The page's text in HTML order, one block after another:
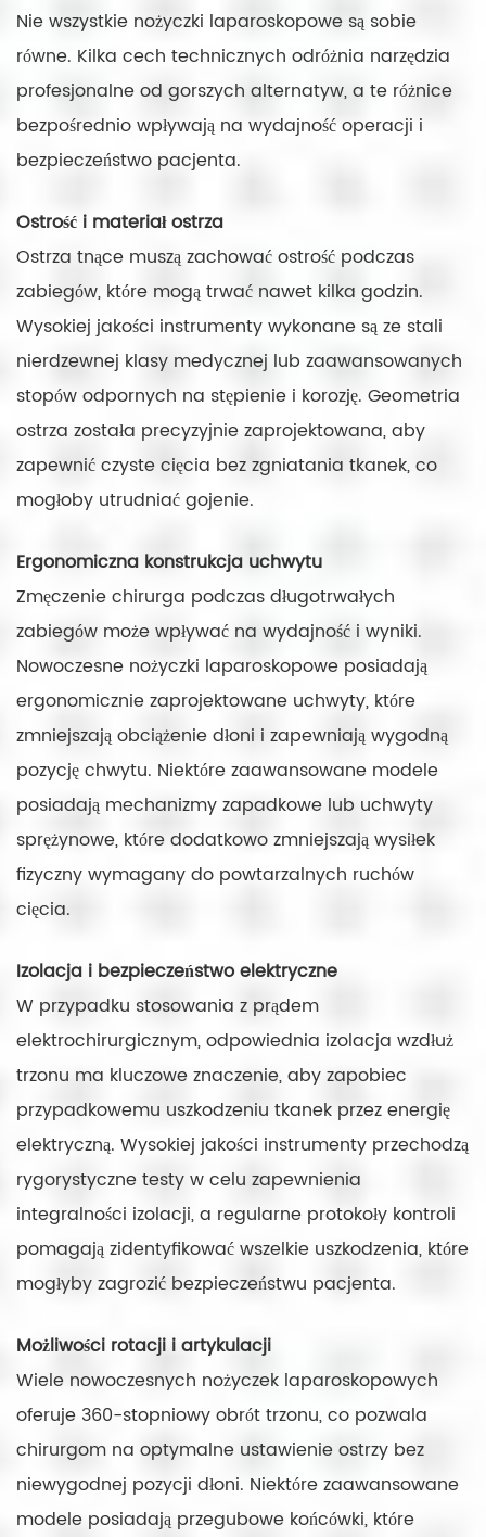
Nie wszystkie nożyczki laparoskopowe są sobie
równe. Kilka cech technicznych odróżnia narzędzia
profesjonalne od gorszych alternatyw, a te różnice
bezpośrednio wpływają na wydajność operacji i
bezpieczeństwo pacjenta.
Ostrość i materiał ostrza
Ostrza tnące muszą zachować ostrość podczas
zabiegów, które mogą trwać nawet kilka godzin.
Wysokiej jakości instrumenty wykonane są ze stali
nierdzewnej klasy medycznej lub zaawansowanych
stopów odpornych na stępienie i korozję. Geometria
ostrza została precyzyjnie zaprojektowana, aby
zapewnić czyste cięcia bez zgniatania tkanek, co
mogłoby utrudniać gojenie.
Ergonomiczna konstrukcja uchwytu
Zmęczenie chirurga podczas długotrwałych
zabiegów może wpływać na wydajność i wyniki.
Nowoczesne nożyczki laparoskopowe posiadają
ergonomicznie zaprojektowane uchwyty, które
zmniejszają obciążenie dłoni i zapewniają wygodną
pozycję chwytu. Niektóre zaawansowane modele
posiadają mechanizmy zapadkowe lub uchwyty
sprężynowe, które dodatkowo zmniejszają wysiłek
fizyczny wymagany do powtarzalnych ruchów
cięcia.
Izolacja i bezpieczeństwo elektryczne
W przypadku stosowania z prądem
elektrochirurgicznym, odpowiednia izolacja wzdłuż
trzonu ma kluczowe znaczenie, aby zapobiec
przypadkowemu uszkodzeniu tkanek przez energię
elektryczną. Wysokiej jakości instrumenty przechodzą
rygorystyczne testy w celu zapewnienia
integralności izolacji, a regularne protokoły kontroli
pomagają zidentyfikować wszelkie uszkodzenia, które
mogłyby zagrozić bezpieczeństwu pacjenta.
Możliwości rotacji i artykulacji
Wiele nowoczesnych nożyczek laparoskopowych
oferuje 360-stopniowy obrót trzonu, co pozwala
chirurgom na optymalne ustawienie ostrzy bez
niewygodnej pozycji dłoni. Niektóre zaawansowane
modele posiadają przegubowe końcówki, które